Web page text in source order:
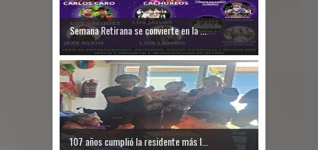
Semana Retirana se convierte en la ...
107 años cumplió la residente más l...